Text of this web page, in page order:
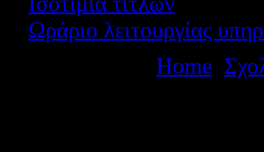
Ωράριο λειτουργίας
Home